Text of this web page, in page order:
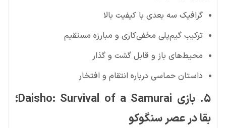
گرافیک سه بعدی با کیفیت بالا
ترکیب گیم‌پلی مخفی‌کاری و مبارزه مستقیم
محیط‌های باز و قابل گشت‌ و گذار
داستان حماسی درباره انتقام و افتخار
۵. بازی Daisho: Survival of a Samurai؛
بقا در عصر سنگوکو